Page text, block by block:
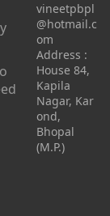
vineetpbpl
@hotmail.c
om
Address :
House 84,
Kapila
Nagar, Kar
ond,
Bhopal
(M.P.)